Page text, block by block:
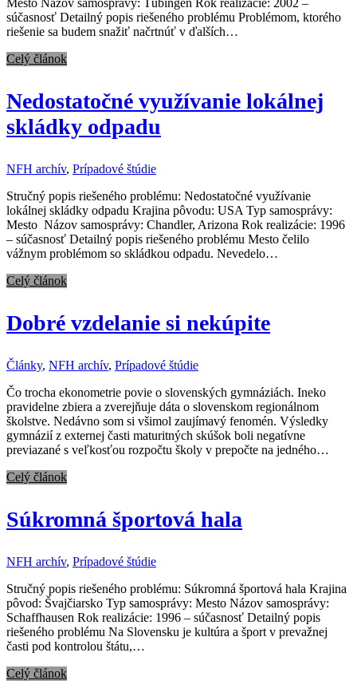
súčasnosť Detailný popis riešeného problému Problémom, ktorého
riešenie sa budem snažiť načrtnúť v ďalších…
Celý článok
Nedostatočné využívanie lokálnej
skládky odpadu
NFH archív, Prípadové štúdie
Stručný popis riešeného problému: Nedostatočné využívanie
lokálnej skládky odpadu Krajina pôvodu: USA Typ samosprávy:
Mesto Názov samosprávy: Chandler, Arizona Rok realizácie: 1996
– súčasnosť Detailný popis riešeného problému Mesto čelilo
vážnym problémom so skládkou odpadu. Nevedelo…
Celý článok
Dobré vzdelanie si nekúpite
Články, NFH archív, Prípadové štúdie
Čo trocha ekonometrie povie o slovenských gymnáziách. Ineko
pravidelne zbiera a zverejňuje dáta o slovenskom regionálnom
školstve. Nedávno som si všimol zaujímavý fenomén. Výsledky
gymnázií z externej časti maturitných skúšok boli negatívne
previazané s veľkosťou rozpočtu školy v prepočte na jedného…
Celý článok
Súkromná športová hala
NFH archív, Prípadové štúdie
Stručný popis riešeného problému: Súkromná športová hala Krajina
pôvod: Švajčiarsko Typ samosprávy: Mesto Názov samosprávy:
Schaffhausen Rok realizácie: 1996 – súčasnosť Detailný popis
riešeného problému Na Slovensku je kultúra a šport v prevažnej
časti pod kontrolou štátu,…
Celý článok